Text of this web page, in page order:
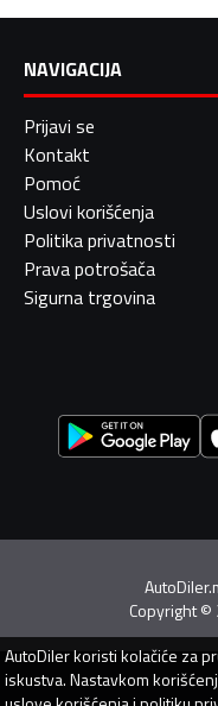
NAVIGACIJA
Prijavi se
Kontakt
Pomoć
Uslovi korišćenja
Politika privatnosti
Prava potrošača
Sigurna trgovina
Copyright©
AutoDilerkoristi kolačiće za
iskustva. Nastavkom